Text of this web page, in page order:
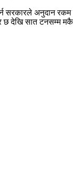
सरकारले अनुदान
छ देखि सात टनसम्म